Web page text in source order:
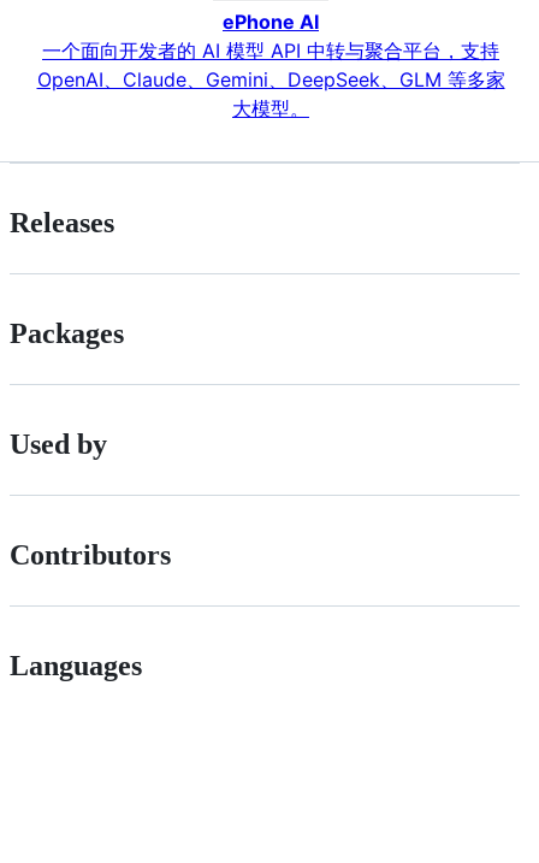
ePhone AI
一个面向开发者的 AI 模型 API 中转与聚合平台，支持
OpenAI、Claude、Gemini、DeepSeek、GLM 等多家
大模型。
Releases
Packages
Used by
Contributors
Languages